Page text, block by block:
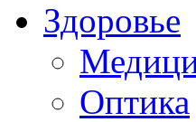
Здоровье
Оптика